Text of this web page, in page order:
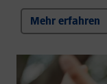
Mehr erfahren